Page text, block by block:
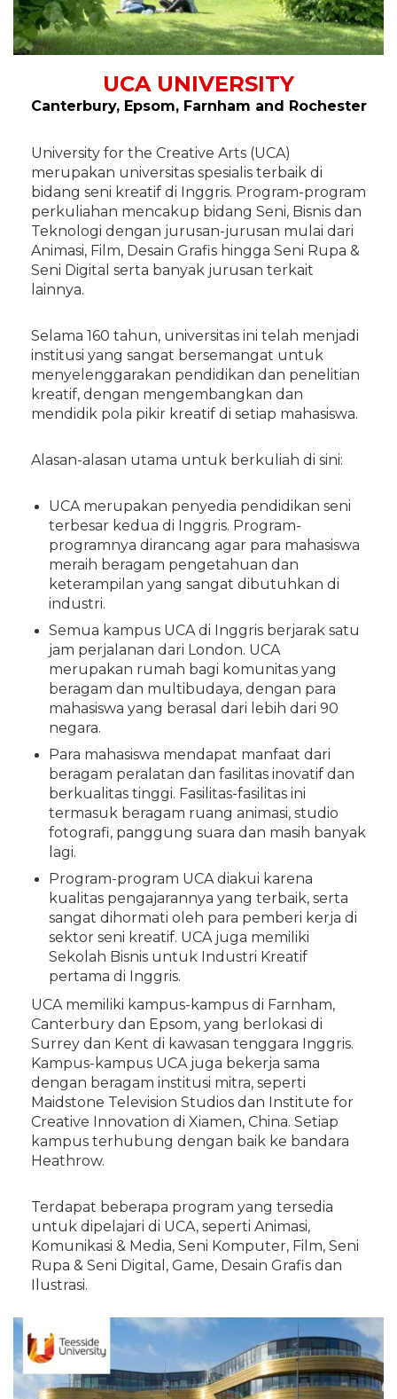
UCA UNIVERSITY
Canterbury, Epsom, Farnham and Rochester
University for the Creative Arts (UCA)
merupakan universitas spesialis terbaik di
bidang seni kreatif di Inggris. Program-program
perkuliahan mencakup bidang Seni, Bisnis dan
Teknologi dengan jurusan-jurusan mulai dari
Animasi, Film, Desain Grafis hingga Seni Rupa &
Seni Digital serta banyak jurusan terkait
lainnya.
Selama 160 tahun, universitas ini telah menjadi
institusi yang sangat bersemangat untuk
menyelenggarakan pendidikan dan penelitian
kreatif, dengan mengembangkan dan
mendidik pola pikir kreatif di setiap mahasiswa.
Alasan-alasan utama untuk berkuliah di sini:
UCA merupakan penyedia pendidikan seni
terbesar kedua di Inggris. Program-
programnya dirancang agar para mahasiswa
meraih beragam pengetahuan dan
keterampilan yang sangat dibutuhkan di
industri.
Semua kampus UCA di Inggris berjarak satu
jam perjalanan dari London. UCA
merupakan rumah bagi komunitas yang
beragam dan multibudaya, dengan para
mahasiswa yang berasal dari lebih dari 90
negara.
Para mahasiswa mendapat manfaat dari
beragam peralatan dan fasilitas inovatif dan
berkualitas tinggi. Fasilitas-fasilitas ini
termasuk beragam ruang animasi, studio
fotografi, panggung suara dan masih banyak
lagi.
Program-program UCA diakui karena
kualitas pengajarannya yang terbaik, serta
sangat dihormati oleh para pemberi kerja di
sektor seni kreatif. UCA juga memiliki
Sekolah Bisnis untuk Industri Kreatif
pertama di Inggris.
UCA memiliki kampus-kampus di Farnham,
Canterbury dan Epsom, yang berlokasi di
Surrey dan Kent di kawasan tenggara Inggris.
Kampus-kampus UCA juga bekerja sama
dengan beragam institusi mitra, seperti
Maidstone Television Studios dan Institute for
Creative Innovation di Xiamen, China. Setiap
kampus terhubung dengan baik ke bandara
Heathrow.
Terdapat beberapa program yang tersedia
untuk dipelajari di UCA, seperti Animasi,
Komunikasi & Media, Seni Komputer, Film, Seni
Rupa & Seni Digital, Game, Desain Grafis dan
Ilustrasi.